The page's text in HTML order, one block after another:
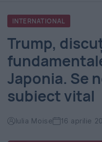
România
Evenimentul
Zilei
INTERNATIONAL
Trump,
Japonia. Se
subiect vital
Iulia Moise 16 aprilie